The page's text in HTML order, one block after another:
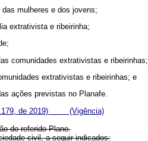
mulheres e dos jovens;
extrativista e ribeirinha;
comunidades extrativistas e ribeirinhas;
extrativistas e ribeirinhas; e
ações previstas no Planafe.
de 2019)
(Vigência)
do referido Plano.
civil, a seguir indicados: